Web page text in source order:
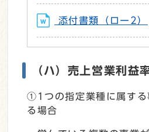
添付書類（ロー2）
（ハ）売上営業利益
①1つの指定業種に属する
る場合